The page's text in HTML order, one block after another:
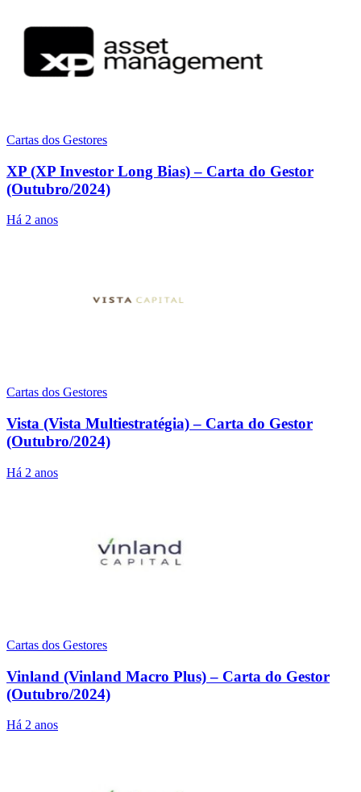
Cartas dos Gestores
XP (XP Investor Long Bias) – Carta do Gestor
(Outubro/2024)
Há 2 anos
Cartas dos Gestores
Vista (Vista Multiestratégia) – Carta do Gestor
(Outubro/2024)
Há 2 anos
Cartas dos Gestores
Vinland (Vinland Macro Plus) – Carta do Gestor
(Outubro/2024)
Há 2 anos